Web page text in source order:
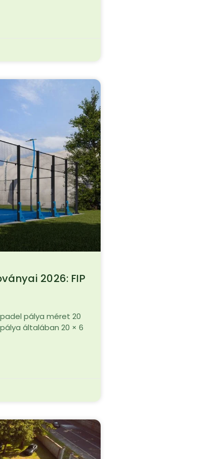
2026: FIP
pálya méret 20
általában 20 × 6